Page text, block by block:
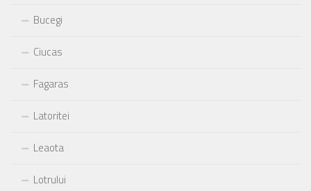
Bucegi
Ciucas
Fagaras
Latoritei
Leaota
Lotrului